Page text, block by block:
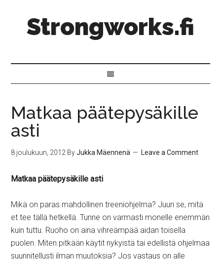
Strongworks.fi
Matkaa päätepysäkille
asti
8 joulukuun, 2012 ByJukka Mäennenä Leave a Comment
Matkaa päätepysäkille asti
Mikä on paras mahdollinen treeniohjelma? Juuri se, mitä
et tee tällä hetkellä. Tunne on varmasti monelle enemmän
kuin tuttu. Ruoho on aina vihreämpää aidan toisella
puolen. Miten pitkään käytit nykyistä tai edellistä ohjelmaa
suunnitellusti ilman muutoksia? Jos vastaus on alle